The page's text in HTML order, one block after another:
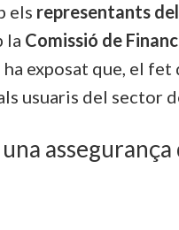
els representants
la Comissió de
exposat que, el
usuaris del sector